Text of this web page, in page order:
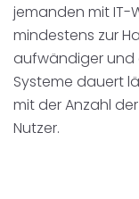
jemanden mit IT-
mindestens zur
aufwändiger und
Systeme dauert
mit der Anzahl
Nutzer.